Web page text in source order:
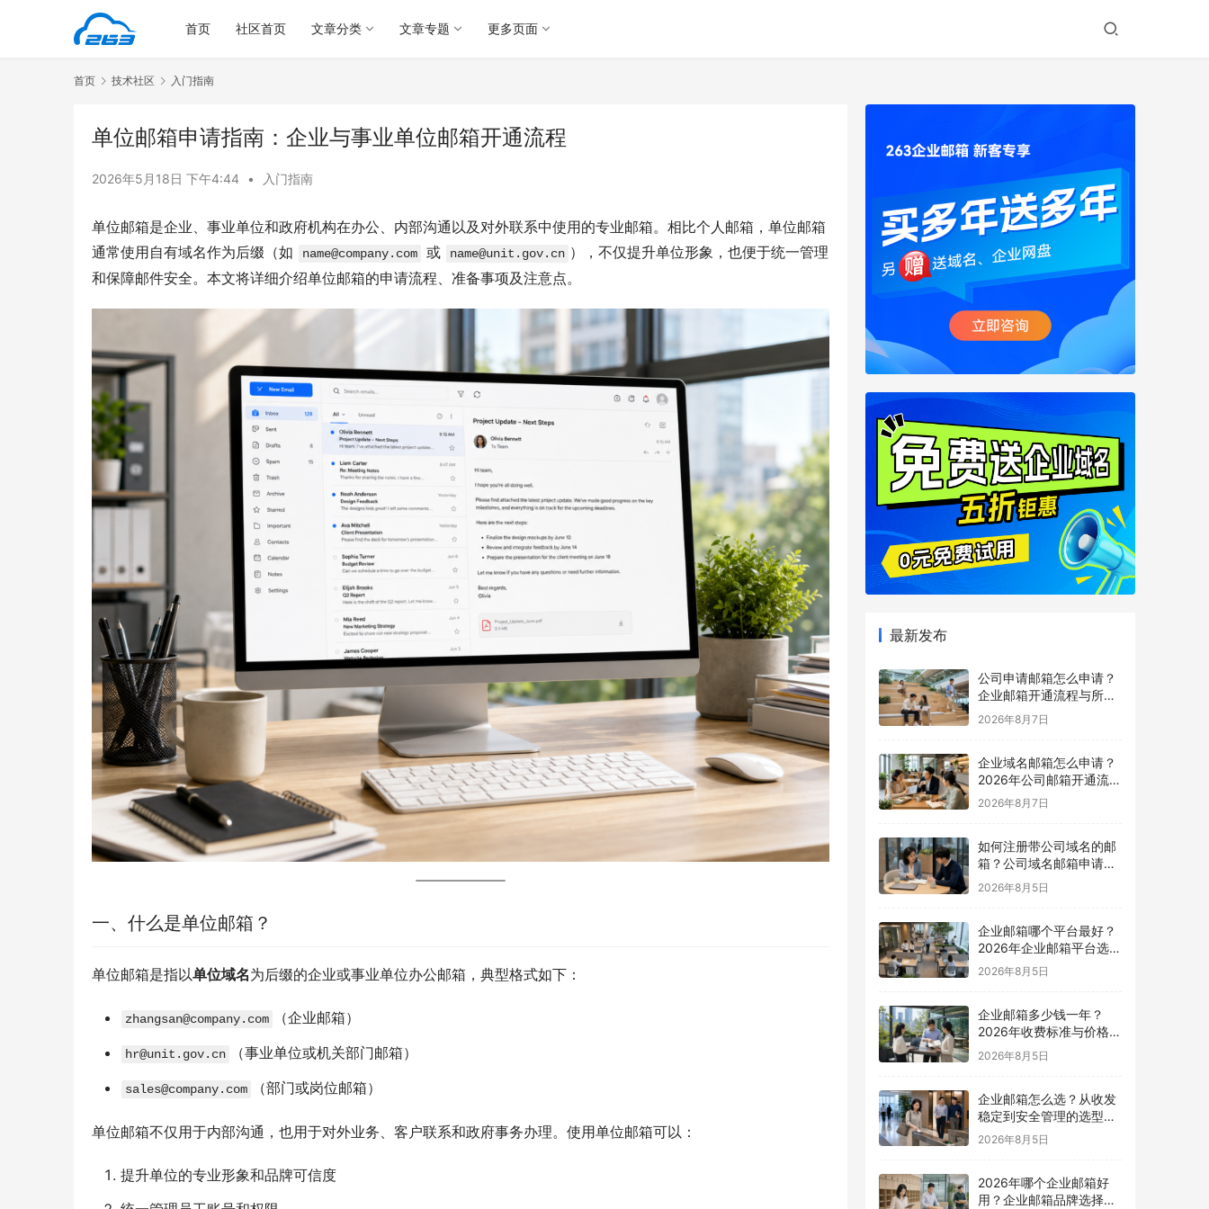
首页 社区首页 文章分类 文章专题 更多页面
首页 技术社区 入门指南
单位邮箱申请指南：企业与事业单位邮箱开通流程
2026年5月18日 下午4:44 • 入门指南
单位邮箱是企业、事业单位和政府机构在办公、内部沟通以及对外联系中使用的专业邮箱。相比个人邮箱，单位邮箱
通常使用自有域名作为后缀（如
name@company.com 或 name@unit.gov.cn ），不仅提升单位形象，也便于统一管理
和保障邮件安全。本文将详细介绍单位邮箱的申请流程、准备事项及注意点。
一、什么是单位邮箱？
单位邮箱是指以单位域名为后缀的企业或事业单位办公邮箱，典型格式如下：
zhangsan@company.com （企业邮箱）
hr@unit.gov.cn （事业单位或机关部门邮箱）
sales@company.com （部门或岗位邮箱）
单位邮箱不仅用于内部沟通，也用于对外业务、客户联系和政府事务办理。使用单位邮箱可以：
提升单位的专业形象和品牌可信度
最新发布
公司申请邮箱怎么申请？
企业邮箱开通流程与所需
材料说明
2026年8月7日
企业域名邮箱怎么申请？
2026年公司邮箱开通流程
详解
2026年8月7日
如何注册带公司域名的邮
箱？公司域名邮箱申请与
配置指南
2026年8月5日
企业邮箱哪个平台最好？
2026年企业邮箱平台选择
指南
2026年8月5日
企业邮箱多少钱一年？
2026年收费标准与价格计
算指南
2026年8月5日
企业邮箱怎么选？从收发
稳定到安全管理的选型指
南
2026年8月5日
2026年哪个企业邮箱好
用？企业邮箱品牌选择指